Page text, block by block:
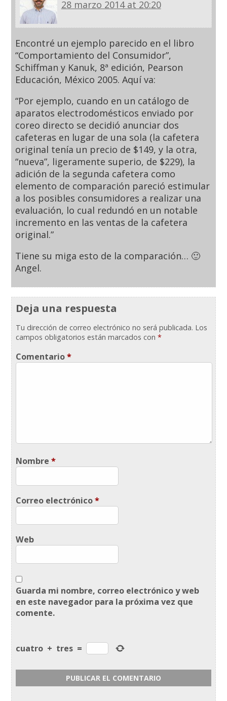
28 marzo 2014 at 20:20
Encontré un ejemplo parecido en el libro
“Comportamiento del Consumidor”,
Schiffman y Kanuk, 8ª edición, Pearson
Educación, México 2005. Aquí va:
“Por ejemplo, cuando en un catálogo de
aparatos electrodomésticos enviado por
coreo directo se decidió anunciar dos
cafeteras en lugar de una sola (la cafetera
original tenía un precio de $149, y la otra,
“nueva”, ligeramente superio, de $229), la
adición de la segunda cafetera como
elemento de comparación pareció estimular
a los posibles consumidores a realizar una
evaluación, lo cual redundó en un notable
incremento en las ventas de la cafetera
original.”
Tiene su miga esto de la comparación… 🙂
Angel.
Deja una respuesta
Tu dirección de correo electrónico no será publicada. Los
campos obligatorios están marcados con*
Comentario*
Nombre*
Correo electrónico*
Web
Guarda mi nombre, correo electrónico y web
en este navegador para la próxima vez que
comente.
cuatro + tres =